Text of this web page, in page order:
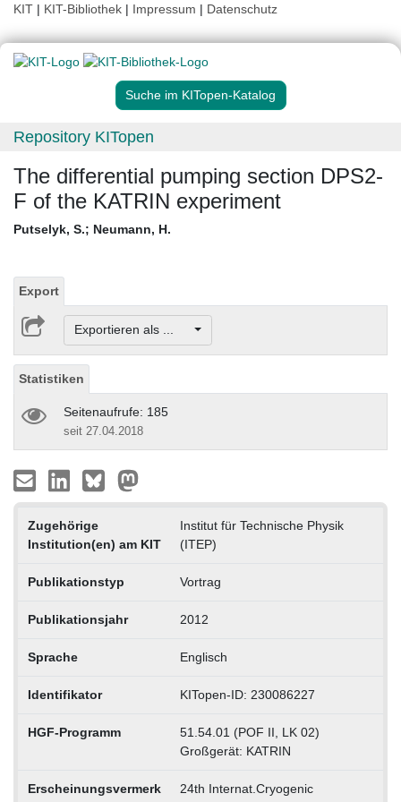
KIT | KIT-Bibliothek | Impressum | Datenschutz
Suche im KITopen-Katalog
Repository KITopen
The differential pumping section DPS2-
F of the KATRIN experiment
Putselyk, S.; Neumann, H.
Export
Exportieren als ...
Statistiken
Seitenaufrufe: 185
seit 27.04.2018
Zugehörige
Institution(en) am KIT
Institut für Technische Physik
(ITEP)
Publikationstyp Vortrag
Publikationsjahr 2012
Sprache Englisch
Identifikator KITopen-ID: 230086227
HGF-Programm
51.54.01 (POF II, LK 02)
Großgerät: KATRIN
Erscheinungsvermerk
24th Internat.Cryogenic